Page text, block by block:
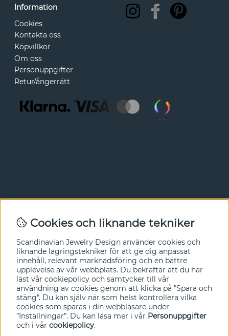
Information
Cookies
Kontakta oss
Köpvillkor
Om oss
Personuppgifter
Retur/ångerrätt
Nyhetsbrev
erbjudanden före alla andra. Registrera dig här nedan.
Ja tack!
Cookies och liknande tekniker
Scandinavian Jewelry Design använder cookies och
liknande lagringstekniker för att ge dig anpassat
innehåll, relevant marknadsföring och en bättre
upplevelse av vår webbplats. Du bekräftar att du har
läst vår cookiepolicy och samtycker till vår
användning av cookies genom att klicka på "Spara och
stäng". Du kan själv när som helst kontrollera vilka
cookies som sparas i din webbläsare under
”Inställningar”. Du kan läsa mer i vår Personuppgifter
och i vår cookiepolicy.